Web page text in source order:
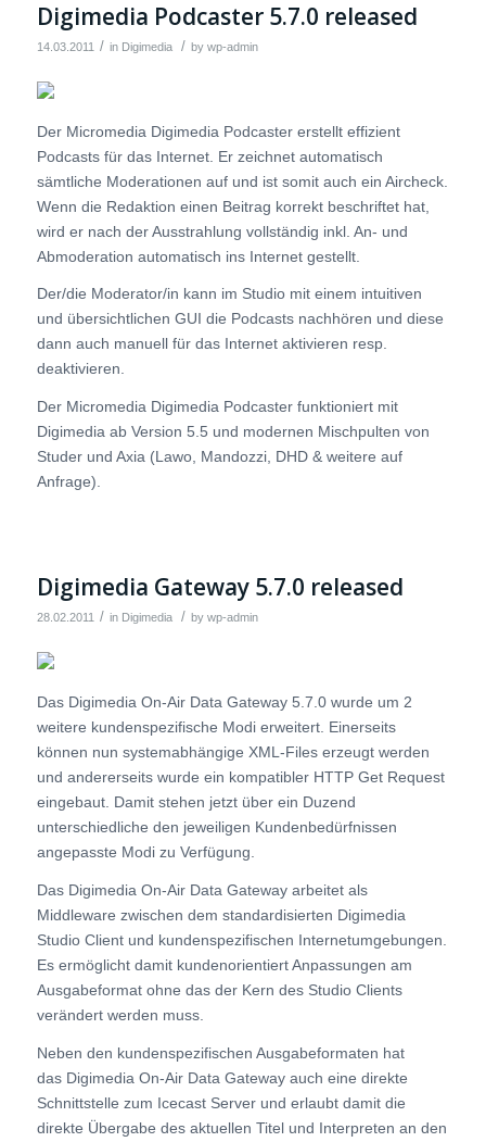
Digimedia Podcaster 5.7.0 released
14.03.2011 / in Digimedia / by wp-admin
Der Micromedia Digimedia Podcaster erstellt effizient
Podcasts für das Internet. Er zeichnet automatisch
sämtliche Moderationen auf und ist somit auch ein Aircheck.
Wenn die Redaktion einen Beitrag korrekt beschriftet hat,
wird er nach der Ausstrahlung vollständig inkl. An- und
Abmoderation automatisch ins Internet gestellt.
Der/die Moderator/in kann im Studio mit einem intuitiven
und übersichtlichen GUI die Podcasts nachhören und diese
dann auch manuell für das Internet aktivieren resp.
deaktivieren.
Der Micromedia Digimedia Podcaster funktioniert mit
Digimedia ab Version 5.5 und modernen Mischpulten von
Studer und Axia (Lawo, Mandozzi, DHD & weitere auf
Anfrage).
Digimedia Gateway 5.7.0 released
28.02.2011 / in Digimedia / by wp-admin
Das Digimedia On-Air Data Gateway 5.7.0 wurde um 2
weitere kundenspezifische Modi erweitert. Einerseits
können nun systemabhängige XML-Files erzeugt werden
und andererseits wurde ein kompatibler HTTP Get Request
eingebaut. Damit stehen jetzt über ein Duzend
unterschiedliche den jeweiligen Kundenbedürfnissen
angepasste Modi zu Verfügung.
Das Digimedia On-Air Data Gateway arbeitet als
Middleware zwischen dem standardisierten Digimedia
Studio Client und kundenspezifischen Internetumgebungen.
Es ermöglicht damit kundenorientiert Anpassungen am
Ausgabeformat ohne das der Kern des Studio Clients
verändert werden muss.
Neben den kundenspezifischen Ausgabeformaten hat
das Digimedia On-Air Data Gateway auch eine direkte
Schnittstelle zum Icecast Server und erlaubt damit die
direkte Übergabe des aktuellen Titel und Interpreten an den